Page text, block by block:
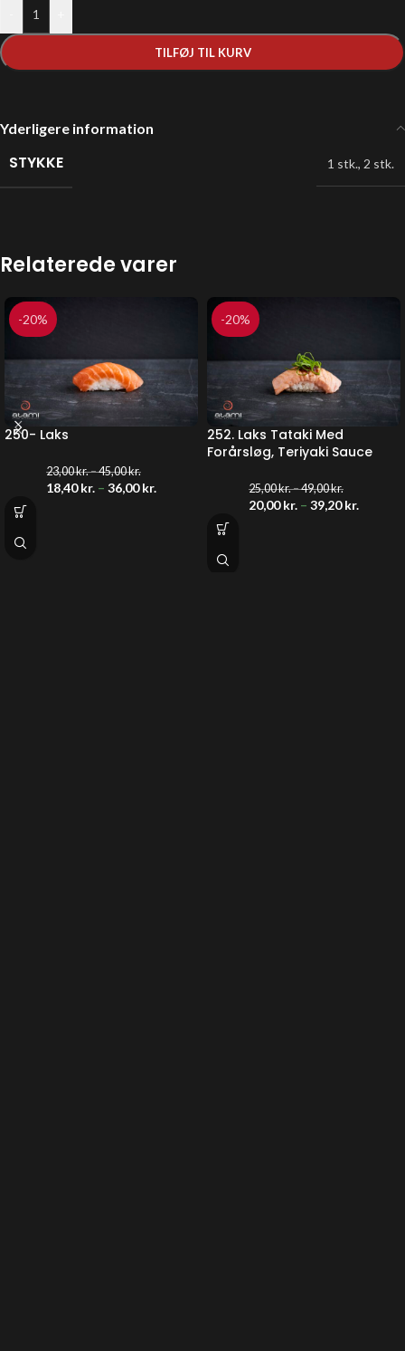
TILFØJ TIL KURV
Yderligere information
STYKKE 1 stk., 2 stk.
Relaterede varer
-20%
250- Laks
23,00kr.–45,00kr.
18,40kr. – 36,00kr.
-20%
252. Laks Tataki Med
Forårsløg, Teriyaki Sauce
25,00kr.–49,00kr.
20,00kr. – 39,20kr.